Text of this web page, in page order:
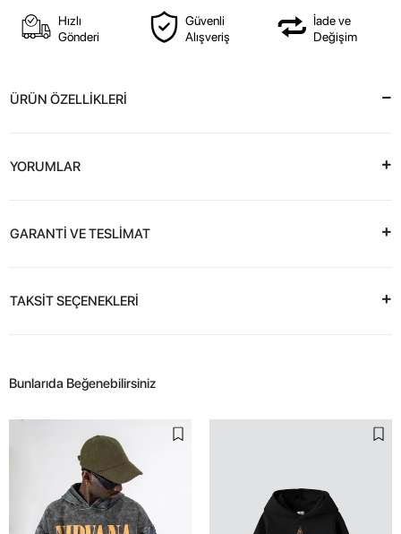
Hızlı
Gönderi
Güvenli
Alışveriş
İade ve
Değişim
ÜRÜN ÖZELLİKLERİ
YORUMLAR
GARANTİ VE TESLİMAT
TAKSİT SEÇENEKLERİ
Bunlarıda Beğenebilirsiniz